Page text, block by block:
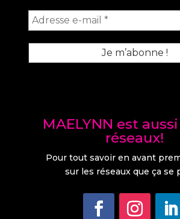
MAELYNN est
réseaux!
Pour tout savoir en avant
sur les réseaux que ça se